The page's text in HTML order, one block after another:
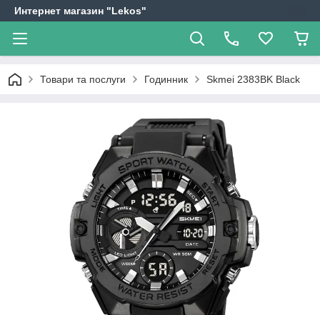
Интернет магазин "Lekos"
Товари та послуги Годинник Skmei 2383BK Black